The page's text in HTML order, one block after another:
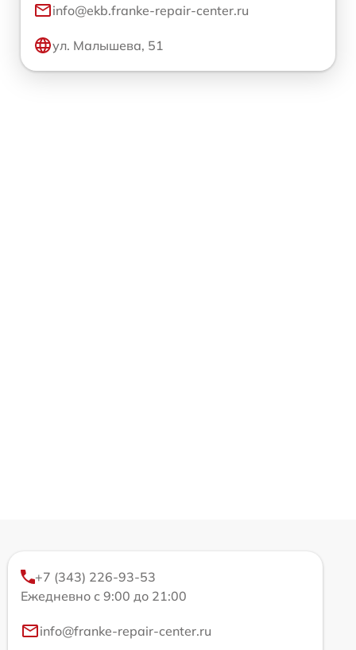
info@ekb.franke-repair-center.ru
ул. Малышева, 51
+7 (343) 226-93-53
Ежедневно с 9:00 до 21:00
info@franke-repair-center.ru